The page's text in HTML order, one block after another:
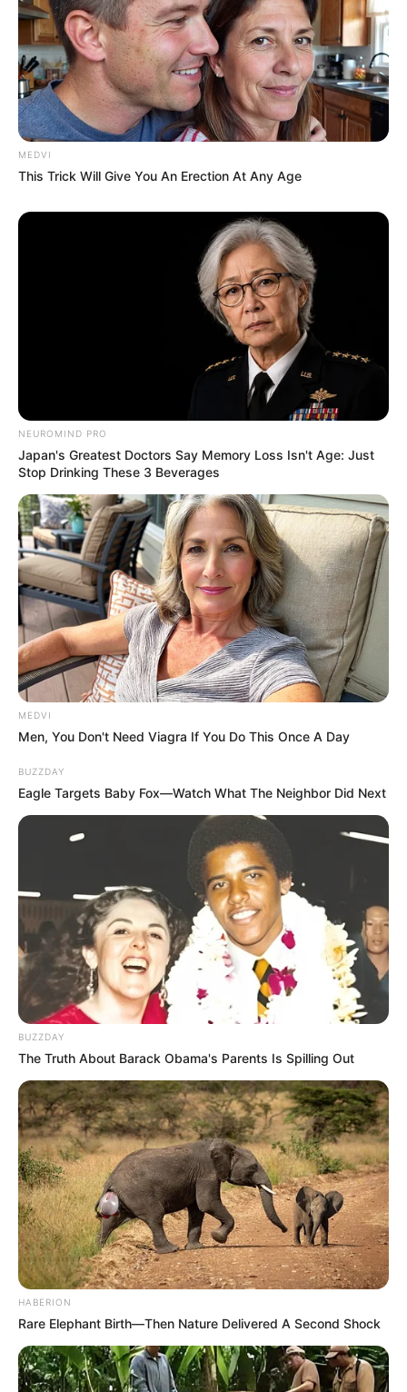
MEDVI
This Trick Will Give You An Erection At Any Age
NEUROMIND PRO
Japan's Greatest Doctors Say Memory Loss Isn't Age: Just
Stop Drinking These 3 Beverages
MEDVI
Men, You Don't Need Viagra If You Do This Once A Day
BUZZDAY
Eagle Targets Baby Fox—Watch What The Neighbor Did Next
BUZZDAY
The Truth About Barack Obama's Parents Is Spilling Out
HABERION
Rare Elephant Birth—Then Nature Delivered A Second Shock